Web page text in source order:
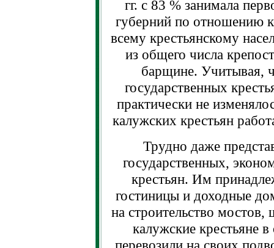
гг. с 83 % занимала
губерний по отношению
всему крестьянскому
из общего числа
барщине. Учитывая,
государственных
практически не
калужских крестьян
Трудно даже
государственных,
крестьян. Им
гостиницы и доходные
на строительство
калужские крестьяне